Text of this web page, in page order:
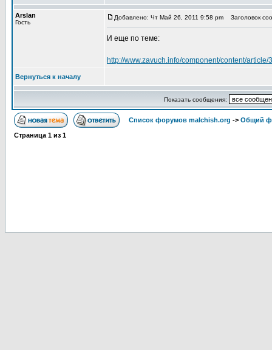
Arslan
Гость
Добавлено: Чт Май 26, 2011 9:58 pm Заголовок
И еще по теме:
http://www.zavuch.info/component/content/
Вернуться к началу
Показать сообщения:
Список форумов malchish.org -> Общий
Страница 1 из 1